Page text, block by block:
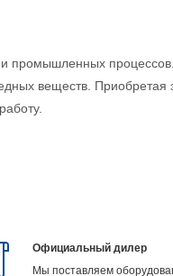
промышленных
веществ. Приобретая
Официальный дилер
Мы поставляем